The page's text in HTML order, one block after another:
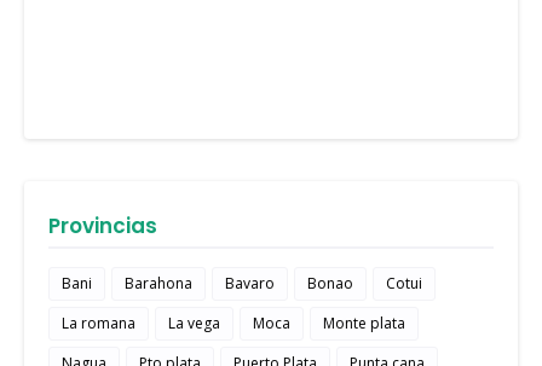
Provincias
Bani Barahona Bavaro Bonao
Cotui
La romana
La vega Moca
Monte plata